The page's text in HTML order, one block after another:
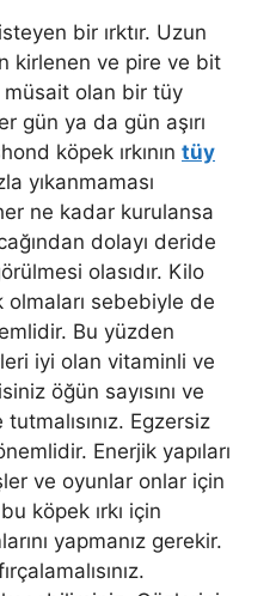
bir ırktır. Uzun
kirlenen ve pire ve bit
olan bir tüy
gün ya da gün aşırı
köpek ırkının tüy
yıkanmaması
ne kadar kurulansa
dolayı deride
olasıdır. Kilo
olmaları sebebiyle de
Bu yüzden
iyi olan vitaminli ve
öğün sayısını ve
Egzersiz
Enerjik yapıları
ve oyunlar onlar için
köpek ırkı için
yapmanız gerekir.